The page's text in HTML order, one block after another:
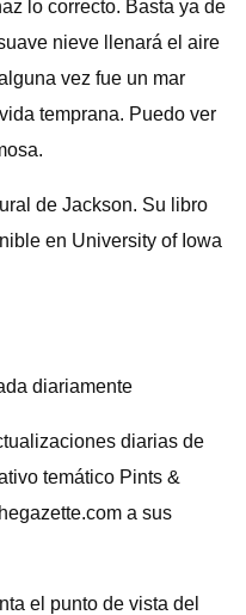
lo correcto. Basta ya de
nieve llenará el aire
vez fue un mar
temprana. Puedo ver
de Jackson. Su libro
en University of Iowa
diariamente
diarias de
temático Pints ​​&
a sus
el punto de vista del